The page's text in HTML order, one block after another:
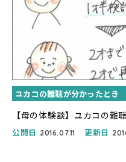
ユカコの難聴が分かったとき
【母の体験談】ユカコの難
公開日 2016.07.11 更新日